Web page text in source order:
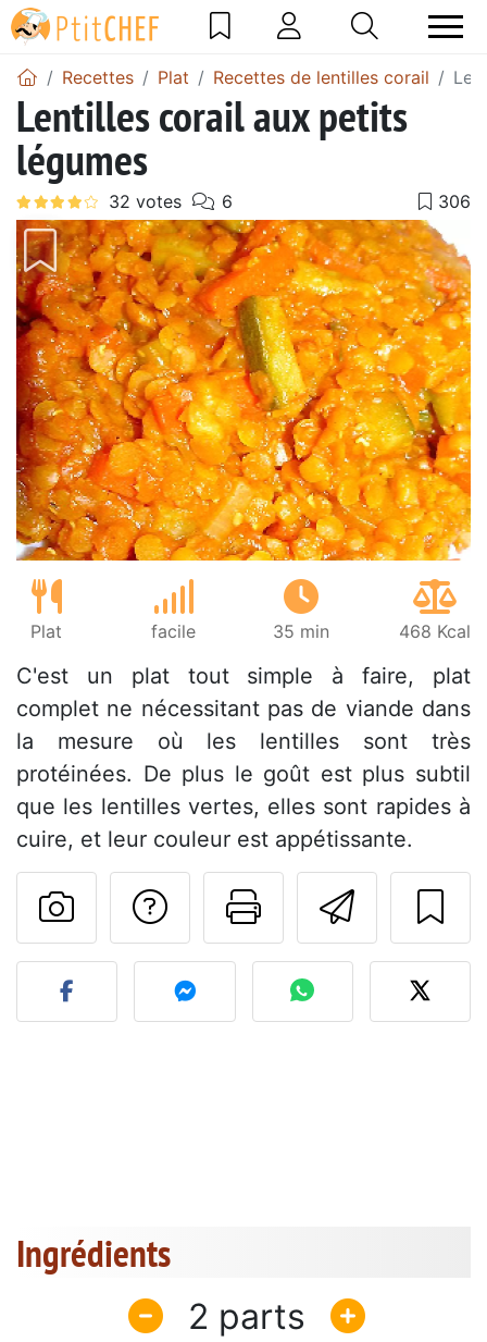
Recettes Plat Recettes de lentilles corail
Lentilles corail aux petits
légumes
Plat facile 35 min 468 Kcal
C'est un plat tout simple à faire, plat
complet ne nécessitant pas de viande dans
la mesure où les lentilles sont très
protéinées. De plus le goût est plus subtil
que les lentilles vertes, elles sont rapides à
cuire, et leur couleur est appétissante.
Imprimer
Poser une
Publier votre photo de
Ingrédients
2